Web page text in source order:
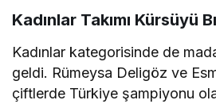
Kadınlar Takımı Kürsüyü
Kadınlar kategorisinde de
geldi. Rümeysa Deligöz ve
çiftlerde Türkiye şampiyonu